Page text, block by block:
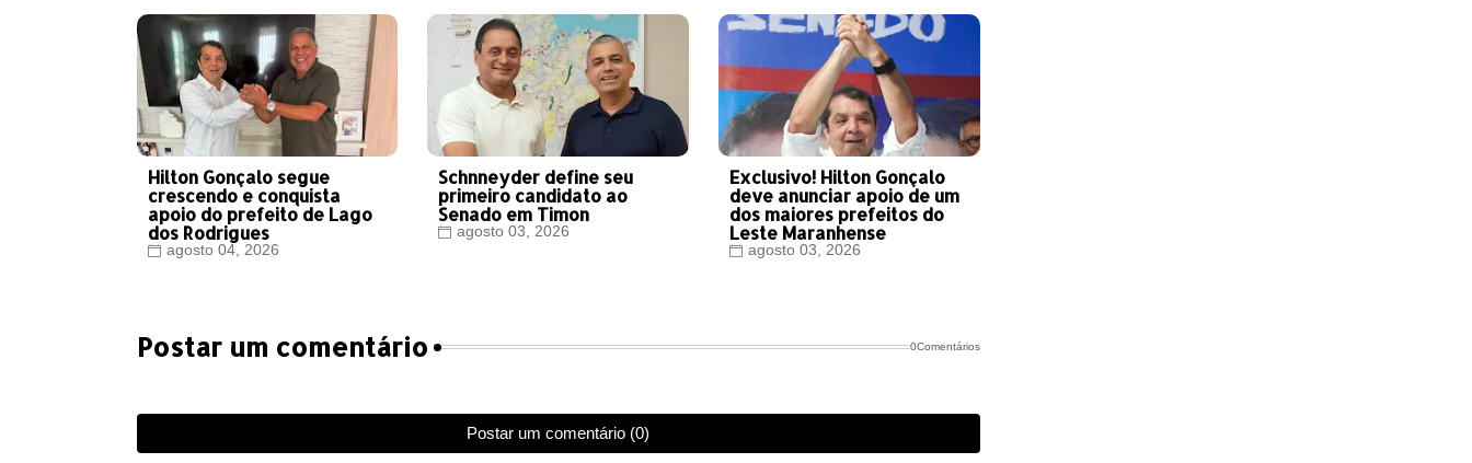
Hilton Gonçalo segue
crescendo e conquista
apoio do prefeito de Lago
dos Rodrigues
agosto 04, 2026
Schnneyder define seu
primeiro candidato ao
Senado em Timon
agosto 03, 2026
Exclusivo! Hilton Gonçalo
deve anunciar apoio de um
dos maiores prefeitos do
Leste Maranhense
agosto 03, 2026
Postar um comentário 0Comentários
Postar um comentário (0)